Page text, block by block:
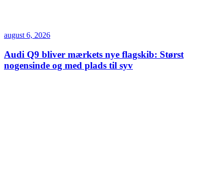
august 6, 2026
Audi Q9 bliver mærkets nye flagskib: Størst
nogensinde og med plads til syv